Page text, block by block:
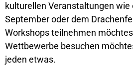
kulturellen Veranstaltungen
September oder dem
Workshops teilnehmen
Wettbewerbe besuchen
jeden etwas.